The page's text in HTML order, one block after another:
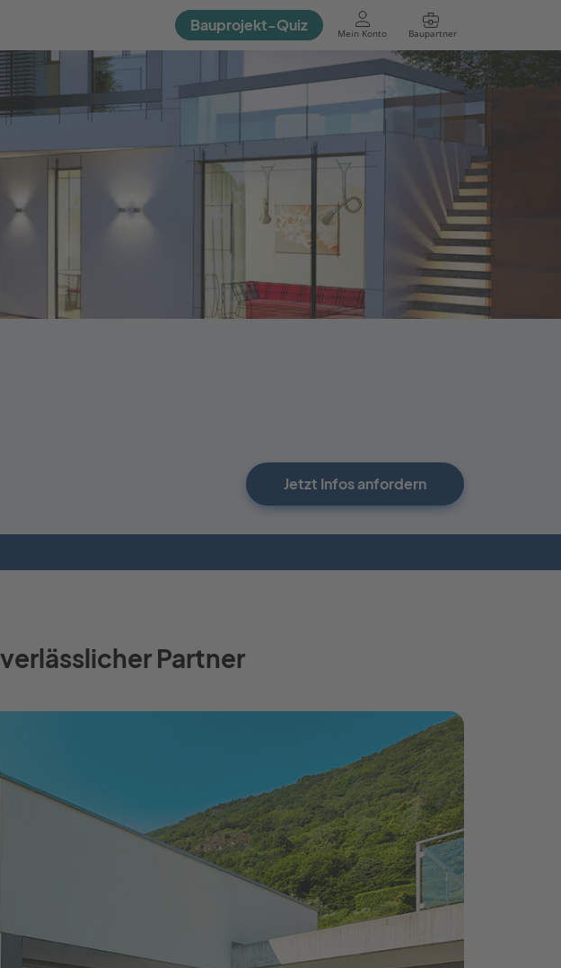
Bauprojekt-Quiz Mein Konto
Anmelden
Baupartner
Jetzt Infos anfordern
Partner